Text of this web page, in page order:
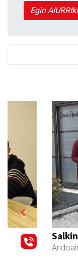
Egin
Salkin
Andoain -
Previous